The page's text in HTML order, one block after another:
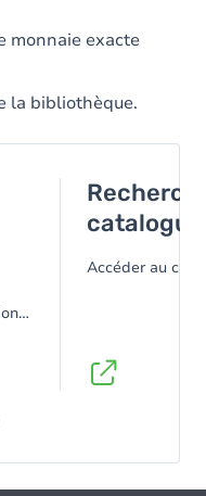
monnaie exacte
la bibliothèque.
catalogue
Accéder au